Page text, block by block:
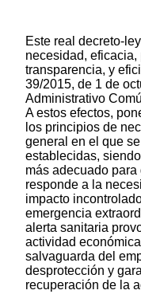
Este real decreto-
necesidad,
transparencia, y
39/2015, de 1 de
Administrativo
A estos efectos,
los principios de
general en el que
establecidas,
más adecuado
responde a la
impacto
emergencia
alerta sanitaria
actividad
salvaguarda del
desprotección y
recuperación de la